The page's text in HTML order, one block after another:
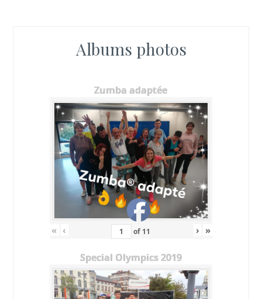
Albums photos
Zumba adaptée
« ‹ of 11 › »
Special Olympics 2019